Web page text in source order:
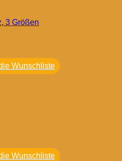
3 Größen
Wunschliste
Wunschliste